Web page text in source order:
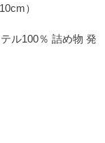
）
ル100％ 詰め物 発